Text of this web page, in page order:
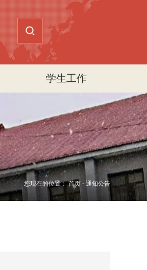
学生工作
您现在的位置：首页 - 通知公告